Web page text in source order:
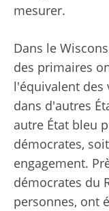
mesurer.
Dans le
des primaires
l'équivalent des
dans d'autres
autre État bleu
démocrates,
engagement.
démocrates du
personnes, ont